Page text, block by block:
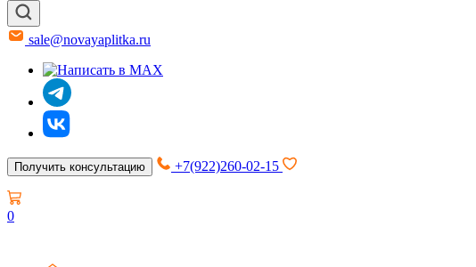
sale@novayaplitka.ru
Получить консультацию +7(922)260-02-15
0